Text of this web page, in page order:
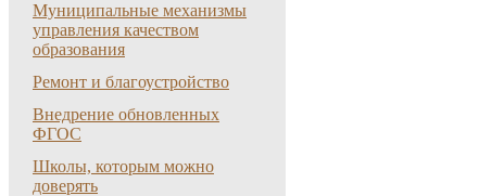
Муниципальные механизмы
управления качеством
образования
Ремонт и благоустройство
Внедрение обновленных
ФГОС
Школы, которым можно
доверять